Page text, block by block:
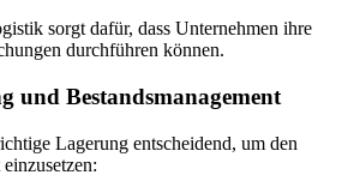
sorgt dafür, dass Unternehmen ihre
durchführen können.
und Bestandsmanagement
Lagerung entscheidend, um den